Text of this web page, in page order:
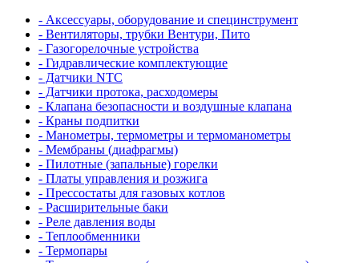
- Аксессуары, оборудование и специнструмент
- Вентиляторы, трубки Вентури, Пито
- Газогорелочные устройства
- Гидравлические комплектующие
- Датчики NTC
- Датчики протока, расходомеры
- Клапана безопасности и воздушные клапана
- Краны подпитки
- Манометры, термометры и термоманометры
- Мембраны (диафрагмы)
- Пилотные (запальные) горелки
- Платы управления и розжига
- Прессостаты для газовых котлов
- Расширительные баки
- Реле давления воды
- Теплообменники
- Термопары